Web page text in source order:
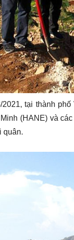
2021, tại thành
(HANE) và
quân.